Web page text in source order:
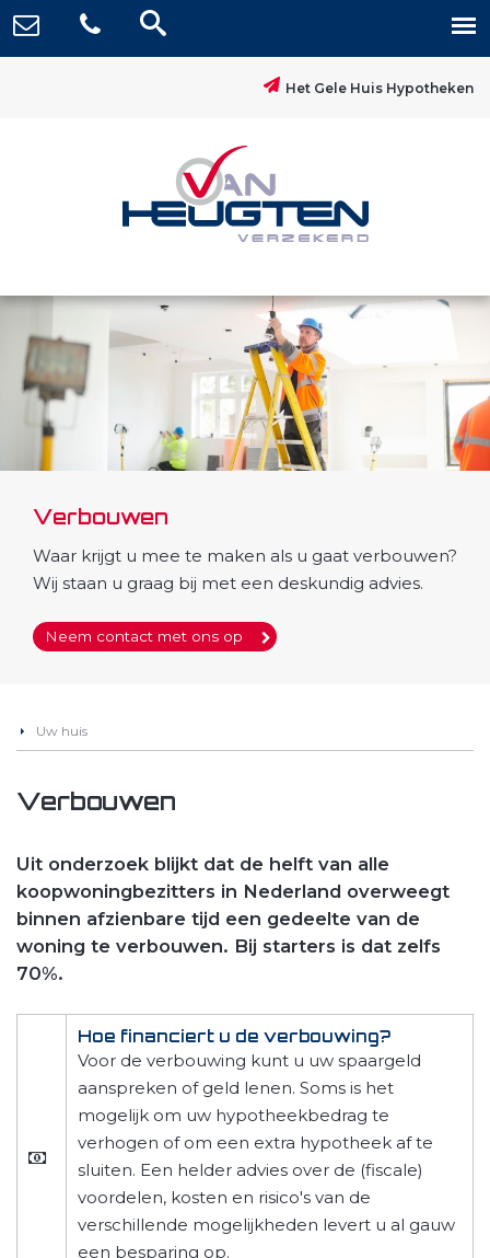
Het Gele Huis Hypotheken
Verbouwen
Waar krijgt u mee te maken als u gaat verbouwen?
Wij staan u graag bij met een deskundig advies.
Neem contact met ons op
Uw huis
Verbouwen
Uit onderzoek blijkt dat de helft van alle
koopwoningbezitters in Nederland overweegt
binnen afzienbare tijd een gedeelte van de
woning te verbouwen. Bij starters is dat zelfs
70%.
Hoe financiert u de verbouwing?
Voor de verbouwing kunt u uw spaargeld
aanspreken of geld lenen. Soms is het
mogelijk om uw hypotheekbedrag te
verhogen of om een extra hypotheek af te
sluiten. Een helder advies over de (fiscale)
voordelen, kosten en risico's van de
verschillende mogelijkheden levert u al gauw
een besparing op.